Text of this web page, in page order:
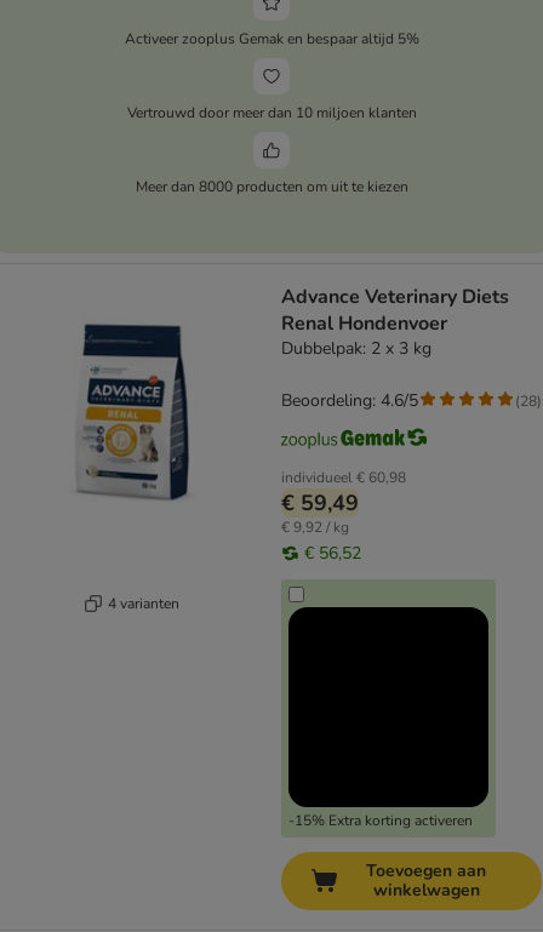
Activeer zooplus Gemak en bespaar altijd 5%
Vertrouwd door meer dan 10 miljoen klanten
Meer dan 8000 producten om uit te kiezen
4 varianten
Advance Veterinary Diets
Renal Hondenvoer
Dubbelpak: 2 x 3 kg
individueel€ 60,98
€ 59,49
€ 9,92 / kg
€ 56,52
-15% Extra korting activeren
Beoordeling: 4.6/5 (28)
Toevoegen aan
winkelwagen